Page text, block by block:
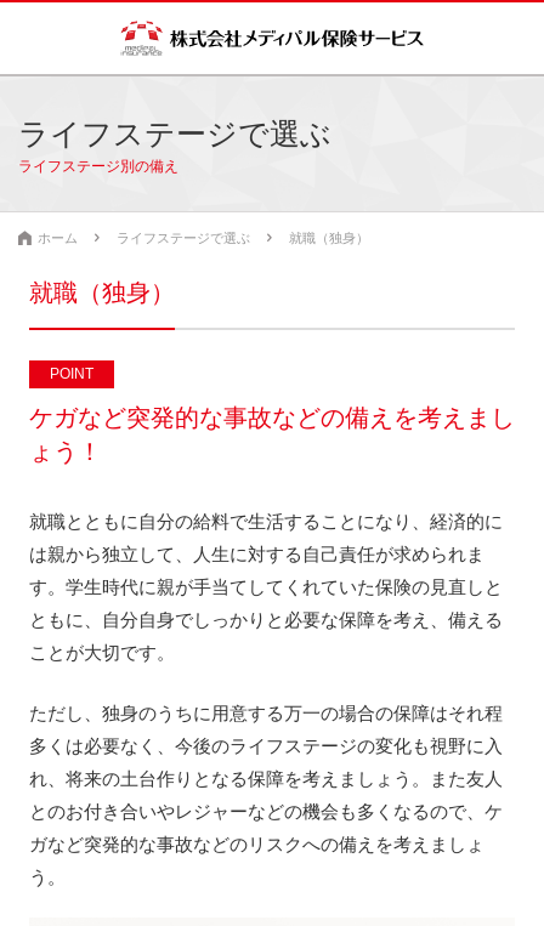
ライフステージで選ぶ
ライフステージ別の備え
ホーム ライフステージで選ぶ 就職（独身）
就職（独身）
POINT
ケガなど突発的な事故などの備えを考えまし
ょう！
就職とともに自分の給料で生活することになり、経済的に
は親から独立して、人生に対する自己責任が求められま
す。学生時代に親が手当てしてくれていた保険の見直しと
ともに、自分自身でしっかりと必要な保障を考え、備える
ことが大切です。
ただし、独身のうちに用意する万一の場合の保障はそれ程
多くは必要なく、今後のライフステージの変化も視野に入
れ、将来の土台作りとなる保障を考えましょう。また友人
とのお付き合いやレジャーなどの機会も多くなるので、ケ
ガなど突発的な事故などのリスクへの備えを考えましょ
う。